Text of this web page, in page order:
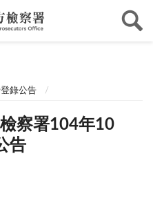
錄公告
察署104年10
告